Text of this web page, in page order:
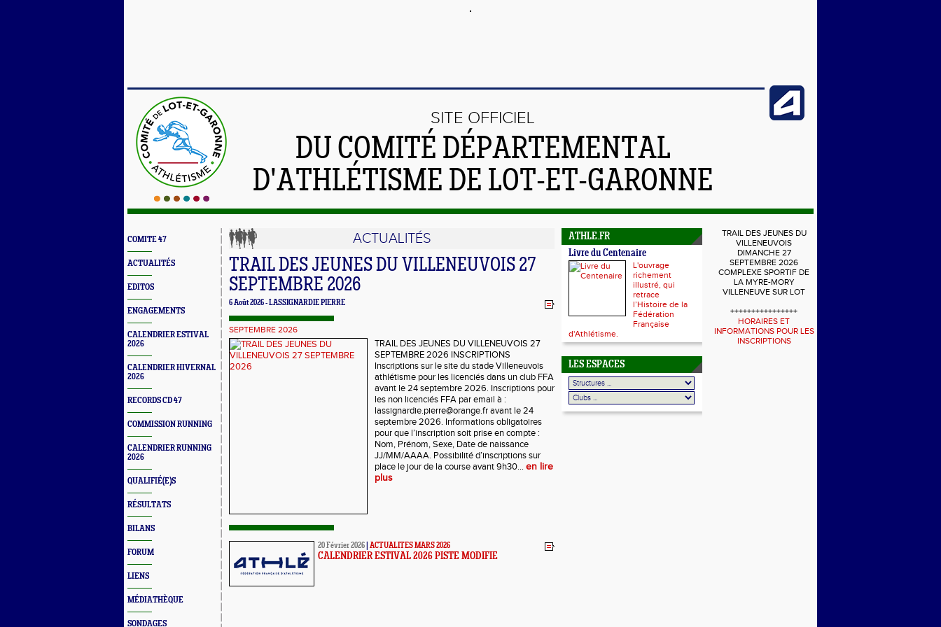
SITE OFFICIEL
DU COMITÉ DÉPARTEMENTAL
D'ATHLÉTISME DE LOT-ET-GARONNE
COMITE 47
ACTUALITÉS
EDITOS
ENGAGEMENTS
CALENDRIER ESTIVAL
2026
CALENDRIER HIVERNAL
2026
RECORDS CD 47
COMMISSION RUNNING
CALENDRIER RUNNING
2026
QUALIFIÉ(E)S
RÉSULTATS
BILANS
FORUM
LIENS
MÉDIATHÈQUE
SONDAGES
ACTUALITÉS
TRAIL DES JEUNES DU VILLENEUVOIS 27
SEPTEMBRE 2026
6 Août 2026 - LASSIGNARDIE PIERRE
SEPTEMBRE 2026
TRAIL DES JEUNES DU VILLENEUVOIS 27
SEPTEMBRE 2026 INSCRIPTIONS
Inscriptions sur le site du stade Villeneuvois
athlétisme pour les licenciés dans un club FFA
avant le 24 septembre 2026. Inscriptions pour
les non licenciés FFA par email à :
lassignardie.pierre@orange.fr avant le 24
septembre 2026. Informations obligatoires
pour que l’inscription soit prise en compte :
Nom, Prénom, Sexe, Date de naissance
JJ/MM/AAAA. Possibilité d’inscriptions sur
place le jour de la course avant 9h30... en lire
plus
20 Février 2026 ACTUALITES MARS 2026
CALENDRIER ESTIVAL 2026 PISTE MODIFIE
ATHLE.FR
Livre du Centenaire
L'ouvrage
richement
illustré, qui
retrace
l’Histoire de la
Fédération
Française
d'Athlétisme.
LES ESPACES
TRAIL DES JEUNES DU
VILLENEUVOIS
DIMANCHE 27
SEPTEMBRE 2026
COMPLEXE SPORTIF DE
LA MYRE-MORY
VILLENEUVE SUR LOT
++++++++++++++++
HORAIRES ET
INFORMATIONS POUR LES
INSCRIPTIONS